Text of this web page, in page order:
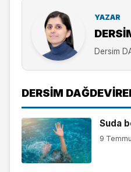
YAZAR
Dersim
DERSIM
Suda
9